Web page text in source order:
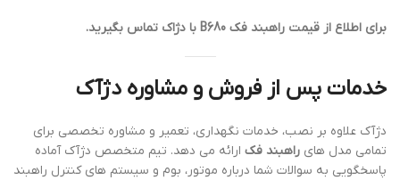
برای اطلاع از قیمت راهبند فک B680 با دژاک تماس بگیرید.
خدمات پس از فروش و مشاوره دژآک
دژآک علاوه بر نصب، خدمات نگهداری، تعمیر و مشاوره تخصصی برای
تمامی مدل های راهبند فک ارائه می دهد. تیم متخصص دژآک آماده
پاسخگویی به سوالات شما درباره موتور، بوم و سیستم های کنترل راهبند